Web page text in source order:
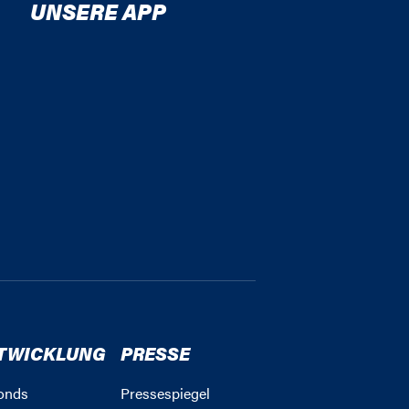
UNSERE APP
PRESSE
Pressespiegel